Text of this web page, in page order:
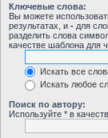
Ключевые слова:
Вы можете
результатах, и - для
разделить слова
качестве шаблона для
Искать все
Искать любое
Поиск по автору:
Используйте * в